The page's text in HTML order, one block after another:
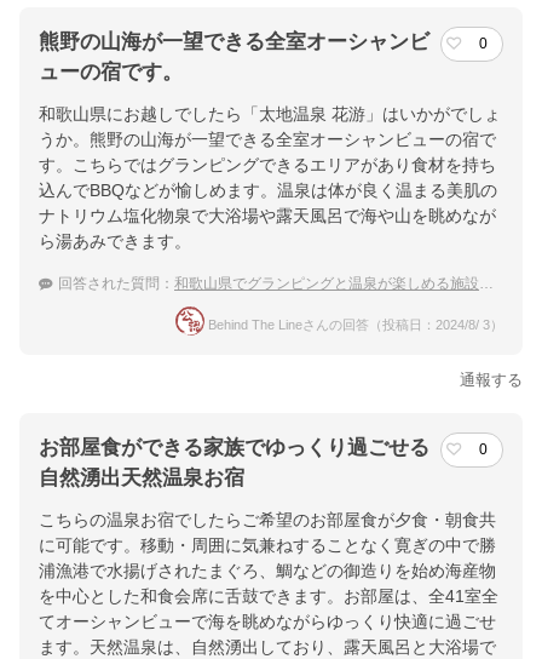
交通アクセス
JR紀伊勝浦駅より送迎(定時運行)約15分 白浜空港より車で約90
提供：楽天トラベル
楽天トラベルで
ホテル詳細を詳しく見る
熊野の山海が一望できる全室オーシャンビ
ューの宿です。
0
和歌山県にお越しでしたら「太地温泉 花游」はいかがでしょ
うか。熊野の山海が一望できる全室オーシャンビューの宿で
す。こちらではグランピングできるエリアがあり食材を持ち
込んでBBQなどが愉しめます。温泉は体が良く温まる美肌の
ナトリウム塩化物泉で大浴場や露天風呂で海や山を眺めなが
ら湯あみできます。
回答された質問： 和歌山県でグランピングと温泉が楽しめる施設のおすすめを教えて！
Behind The Lineさんの回答（投稿日：2024/8/ 3）
通報する
お部屋食ができる家族でゆっくり過ごせる
自然湧出天然温泉お宿
0
こちらの温泉お宿でしたらご希望のお部屋食が夕食・朝食共
に可能です。移動・周囲に気兼ねすることなく寛ぎの中で勝
浦漁港で水揚げされたまぐろ、鯛などの御造りを始め海産物
を中心とした和食会席に舌鼓できます。お部屋は、全41室全
てオーシャンビューで海を眺めながらゆっくり快適に過ごせ
ます。天然温泉は、自然湧出しており、露天風呂と大浴場で